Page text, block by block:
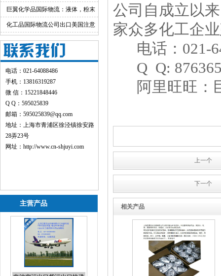
快！巨翼化学品国际物流：液体，粉末
均可邮寄
化工品国际物流公司出口美国注意
事项
电话：021-64088486
手机：13816319287
微 信：15221848446
Q Q：595025839
邮箱：595025839@qq.com
地址：上海市青浦区徐泾镇徐安路
28弄23号
网址： http://www.cn-shjuyi.com
主营产品
公司自成立以
家众多化工企
电话：021-
Q Q:
阿里旺旺：
上一个
下一个
相关产品